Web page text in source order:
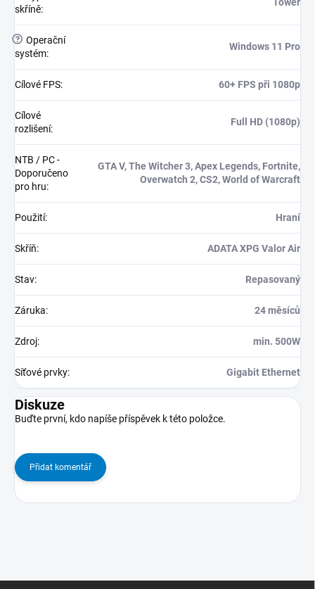
skříně:
? Operační
systém:
Windows 11 Pro
Cílové FPS: 60+ FPS při 1080p
Cílové
rozlišení:
Full HD (1080p)
NTB / PC -
Doporučeno
pro hru:
GTA V, The Witcher 3, Apex Legends, Fortnite,
Overwatch 2, CS2, World of Warcraft
Použití: Hraní
Skříň: ADATA XPG Valor Air
Stav: Repasovaný
Záruka: 24 měsíců
Zdroj: min. 500W
Síťové prvky: Gigabit Ethernet
Diskuze
Buďte první, kdo napíše příspěvek k této položce.
Přidat komentář